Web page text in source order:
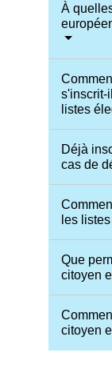
À
s'inscrit-
listes
Déjà
cas de
les
Que
citoyen
citoyen